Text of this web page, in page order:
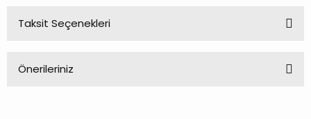
Taksit Seçenekleri
Önerileriniz